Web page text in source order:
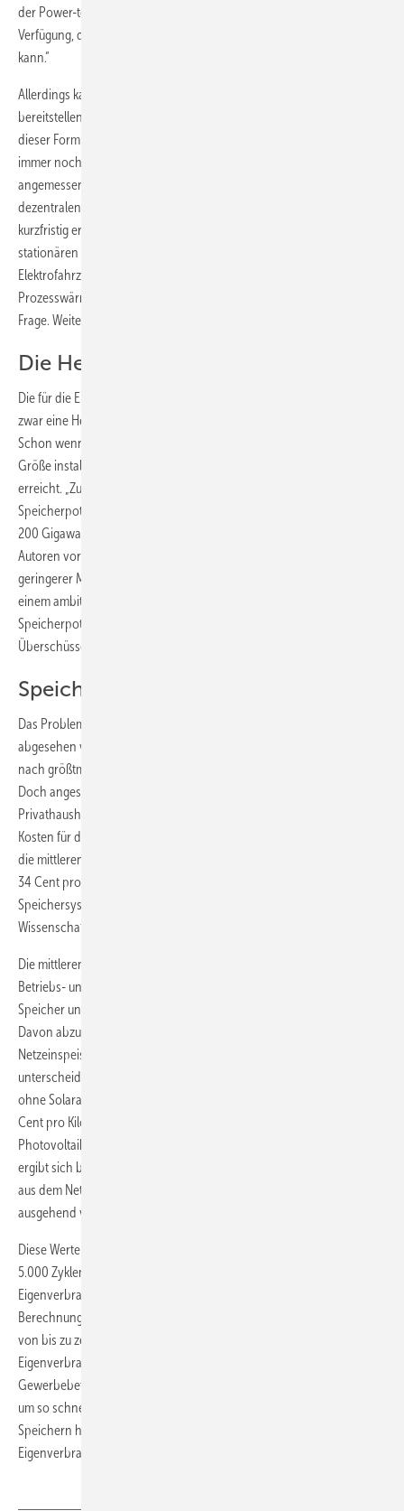
der Power-to-Gas-Technologie große Speicherkapazitäten zur
Verfügung, da hier das Gasnetz als Speicher nutzbar gemacht werden
kann.“
Allerdings kann das Gasnetz zwar die notwendige Kapazität
bereitstellen, doch die notwendige Leistung ist der Flaschenhals
dieser Form der Speicherung. Zudem sind die Power-to-Gas-Anlagen
immer noch teuer und es dauert noch eine Weile, bis sie zu einem
angemessen Preis zur Verfügung stehen. „Die Potenziale der
dezentralen Speicherlösungen lassen sich hingegen bereits sehr
kurzfristig erschließen“, erklären die Autoren der Studie. „Neben
stationären Batteriespeichern kommen mobile Batteriespeicher in
Elektrofahrzeugen oder die Erzeugung von Trinkwarmwasser und
Prozesswärme sowie die Raumtemperaturänderung in Gebäuden in
Frage. Weitere Potenziale ließen sich in Kühlhäusern erschließen.“
Die Herausforderung meistern
Die für die Energiewende notwendige dezentrale Speicherkapazität ist
zwar eine Herausforderung, aber diese kann Deutschland meistern.
Schon wenn jeder zweite Haushalt einen Speicher in angemessener
Größe installiert, würde eine Kapazität von 380 Gigawattstunden
erreicht. „Zusammen mit dem gewerblichen Bereich überschreiten die
Speicherpotenziale die bei einer installierten Photovoltaikleistung von
200 Gigawatt maximal zu erwartenden Überschüsse“, rechnen die
Autoren vor. „Die verfügbare Spitzenleistung wäre bereits bei deutlich
geringerer Marktdurchdringung mehr als ausreichend. Werden mit
einem ambitionierten Photovoltaikausbau auch die aufgeführten
Speicherpotenziale erschlossen, lassen sich damit die resultierenden
Überschüsse problemlos nutzen.“
Speicher sind schon wirtschaftlich
Das Problem ist die Wirtschaftlichkeit der Speicher. Diese ist –
abgesehen von dem Wunsch der Betreiber von Photovoltaikanlagen
nach größtmöglicher Autarkie – noch nicht vollständig gegeben.
Doch angesichts der weiter steigenden Stromkosten vor allem für
Privathaushalte und kleine Gewerbebetrieb und den sinkenden
Kosten für die Speicher werden diese bald wirtschaftlich sein. „Sobald
die mittleren Stromkosten den angenommenen Netzbezugspreis von
34 Cent pro Kilowattstunde unterschreiten, ist die Investition in ein
Speichersystem wirtschaftlich sinnvoll“, haben die Berliner
Wissenschaftler ausgerechnet.
Die mittleren Stromkosten ergeben sich dabei aus den Investitions-,
Betriebs- und Finanzierungskosten für den Solargenerator und den
Speicher und den Ausgaben für den aus dem Netz bezogenen Kosten.
Davon abzuziehen sind die Einnahmen aus der EEG-Vergütung bei
Netzeinspeisung des Überschusses aus der Photovoltaikanlage. So
unterscheiden sie sich von den Kosten des Strombezugs. Diese fallen
ohne Solaranlage an. Liegen die mittleren Stromkosten demnach 34
Cent pro Kilowattstunde unter den Kosten, die ein Haushalt ohne
Photovoltaik zahlt, ist ein Speicher wirtschaftlich. Diese Differenz
ergibt sich bei den derzeitigen Preisen, wenn die Strombezugskosten
aus dem Netz über 20 Jahre gerechneten jährlich um zwei Prozent
ausgehend von einem Wert von 28 Cent pro Kilowattstunde steigen.
Diese Werte gelten allerdings nur, wenn der Speicher eine Anzahl von
5.000 Zyklen erreicht und 20 Jahre hält. Da die Berliner die
Eigenverbrauchsumlage nicht mit eingerechnet haben, gilt die
Berechnung außerdem nur für Photovoltaikanlagen mit einer Leistung
von bis zu zehn Kilowatt. So sind aber Speicher für den
Eigenverbrauch schon jetzt wirtschaftlich. Auch größere Speicher für
Gewerbebetriebe werden bald ihre Wirtschaftlichkeit erreichen. Dies
um so schneller, wenn die Netzbetreiber den Mehrwert aus den
Speichern honorieren und die Politik keine weiteren Hürden für den
Eigenverbrauch errichtet. (su)